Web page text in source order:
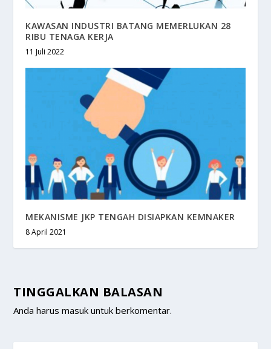
KAWASAN INDUSTRI BATANG MEMERLUKAN 28
RIBU TENAGA KERJA
11 Juli 2022
MEKANISME JKP TENGAH DISIAPKAN KEMNAKER
8 April 2021
TINGGALKAN BALASAN
Anda harusmasuk untuk berkomentar.